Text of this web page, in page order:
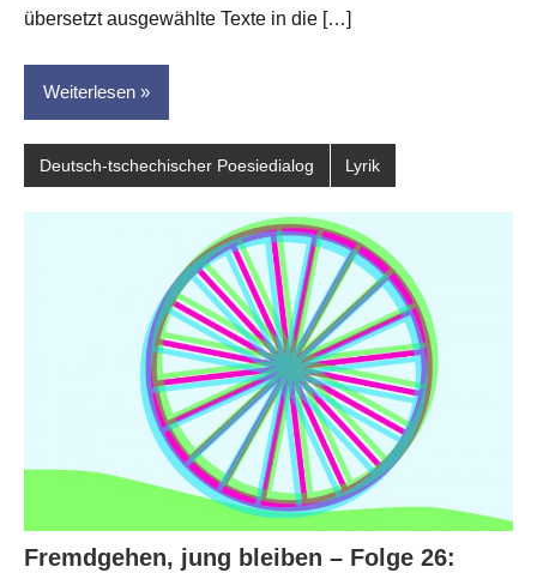
übersetzt ausgewählte Texte in die […]
Weiterlesen
Deutsch-tschechischer Poesiedialog Lyrik
Fremdgehen, jung bleiben – Folge 26: